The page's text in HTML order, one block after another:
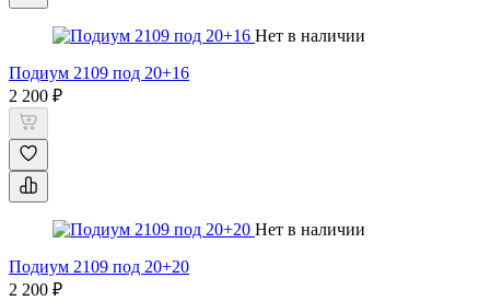
Нет в наличии
Подиум 2109 под 20+16
2 200 ₽
Нет в наличии
Подиум 2109 под 20+20
2 200 ₽